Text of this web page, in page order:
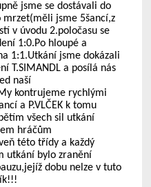
jsme se dostávali do
jsme 5šancí,z
v úvodu 2.poločasu se
1:0.Po hloupé a
1:1.Utkání jsme dokázali
T.SIMANDL a posílá nás
naší
kontrujeme rychlými
a P.VLČEK k tomu
všech sil utkání
hráčům
této třídy a každý
utkání bylo zranění
dobu nelze v tuto